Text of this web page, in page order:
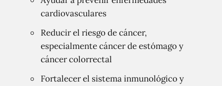
cardiovasculares
Reducir el riesgo de cáncer,
especialmente cáncer de estómago y
cáncer colorrectal
Fortalecer el sistema inmunológico y